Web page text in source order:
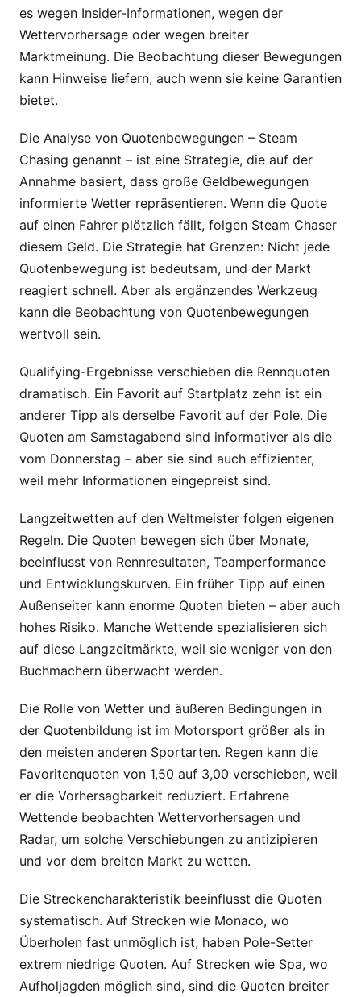
es wegen Insider-Informationen, wegen der
Wettervorhersage oder wegen breiter
Marktmeinung. Die Beobachtung dieser Bewegungen
kann Hinweise liefern, auch wenn sie keine Garantien
bietet.
Die Analyse von Quotenbewegungen – Steam
Chasing genannt – ist eine Strategie, die auf der
Annahme basiert, dass große Geldbewegungen
informierte Wetter repräsentieren. Wenn die Quote
auf einen Fahrer plötzlich fällt, folgen Steam Chaser
diesem Geld. Die Strategie hat Grenzen: Nicht jede
Quotenbewegung ist bedeutsam, und der Markt
reagiert schnell. Aber als ergänzendes Werkzeug
kann die Beobachtung von Quotenbewegungen
wertvoll sein.
Qualifying-Ergebnisse verschieben die Rennquoten
dramatisch. Ein Favorit auf Startplatz zehn ist ein
anderer Tipp als derselbe Favorit auf der Pole. Die
Quoten am Samstagabend sind informativer als die
vom Donnerstag – aber sie sind auch effizienter,
weil mehr Informationen eingepreist sind.
Langzeitwetten auf den Weltmeister folgen eigenen
Regeln. Die Quoten bewegen sich über Monate,
beeinflusst von Rennresultaten, Teamperformance
und Entwicklungskurven. Ein früher Tipp auf einen
Außenseiter kann enorme Quoten bieten – aber auch
hohes Risiko. Manche Wettende spezialisieren sich
auf diese Langzeitmärkte, weil sie weniger von den
Buchmachern überwacht werden.
Die Rolle von Wetter und äußeren Bedingungen in
der Quotenbildung ist im Motorsport größer als in
den meisten anderen Sportarten. Regen kann die
Favoritenquoten von 1,50 auf 3,00 verschieben, weil
er die Vorhersagbarkeit reduziert. Erfahrene
Wettende beobachten Wettervorhersagen und
Radar, um solche Verschiebungen zu antizipieren
und vor dem breiten Markt zu wetten.
Die Streckencharakteristik beeinflusst die Quoten
systematisch. Auf Strecken wie Monaco, wo
Überholen fast unmöglich ist, haben Pole-Setter
extrem niedrige Quoten. Auf Strecken wie Spa, wo
Aufholjagden möglich sind, sind die Quoten breiter